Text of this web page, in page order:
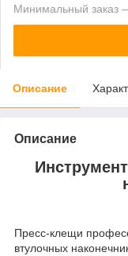
Минимальный заказ
Описание
Описание
Пресс-клещи
втулочных